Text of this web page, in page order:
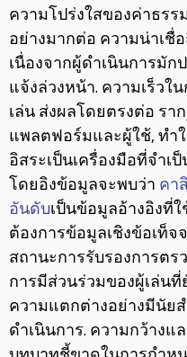
ความโปร่งใสของค่าธร
อย่างมากต่อ ความน่าเ
เนื่องจากผู้ดำเนินการมัก
แจ้งล่วงหน้า. ความเร็วใ
เล่น ส่งผลโดยตรงต่อ รา
แพลตฟอร์มและผู้ใช้, ทำ
อิสระเป็นเครื่องมือที่จำเ
โดยอิงข้อมูลจะพบว่า คา
อันดับเป็นข้อมูลอ้างอิงที่
ต้องการข้อมูลเชิงข้อเท็
สถานะการรับรองการต
การมีส่วนร่วมของผู้เล่นที่
ความแตกต่างอย่างมีนัย
ดำเนินการ. ความกว้าง